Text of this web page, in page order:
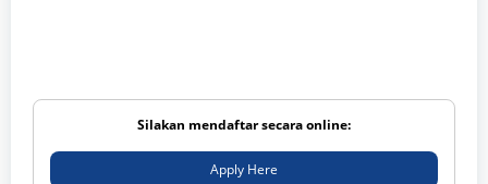
Silakan mendaftar secara online:
Apply Here